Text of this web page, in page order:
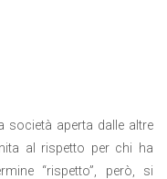
società aperta dalle altre
al rispetto per chi ha
“rispetto”, però, si